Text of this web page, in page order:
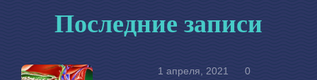
Последние записи
1 апреля, 2021 0